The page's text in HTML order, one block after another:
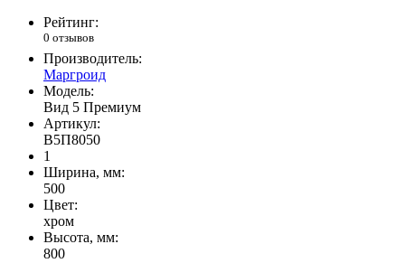
Рейтинг:
0 отзывов
Производитель:
Маргроид
Модель:
Вид 5 Премиум
Артикул:
B5П8050
1
Ширина, мм:
500
Цвет:
хром
Высота, мм:
800